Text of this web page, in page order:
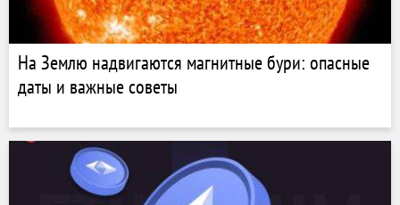
На Землю надвигаются магнитные бури: опасные
даты и важные советы